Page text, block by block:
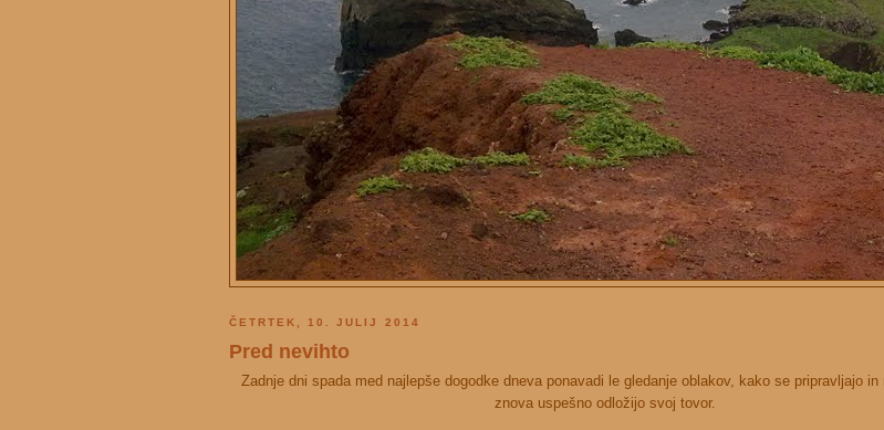
ČETRTEK, 10. JULIJ 2014
Pred nevihto
Zadnje dni spada med najlepše dogodke dneva ponavadi le gledanje oblakov, kako se pripravljajo
znova uspešno odložijo svoj tovor.